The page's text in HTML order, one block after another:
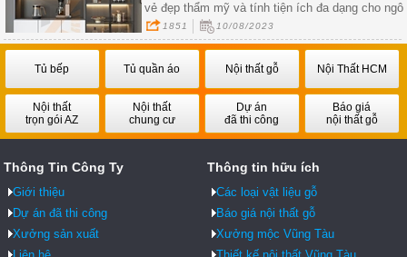
vẻ đẹp thẩm mỹ và tính tiện ích đa dạng cho ngôi
nhà của bạn.
1851 10/08/2023
Tủ bếp Tủ quần áo Nội thất gỗ Nội Thất HCM
Nội thất
trọn gói AZ
Nội thất
chung cư
Dự án
đã thi công
Báo giá
nội thất gỗ
Thông Tin Công Ty
Giới thiệu
Dự án đã thi công
Xưởng sản xuất
Thông tin hữu ích
Các loại vật liệu gỗ
Báo giá nội thất gỗ
Xưởng mộc Vũng Tàu